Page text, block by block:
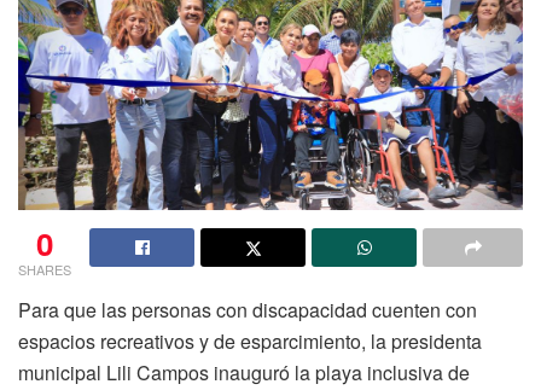
0
SHARES
Para que las personas con discapacidad cuenten con
espacios recreativos y de esparcimiento, la presidenta
municipal Lili Campos inauguró la playa inclusiva de